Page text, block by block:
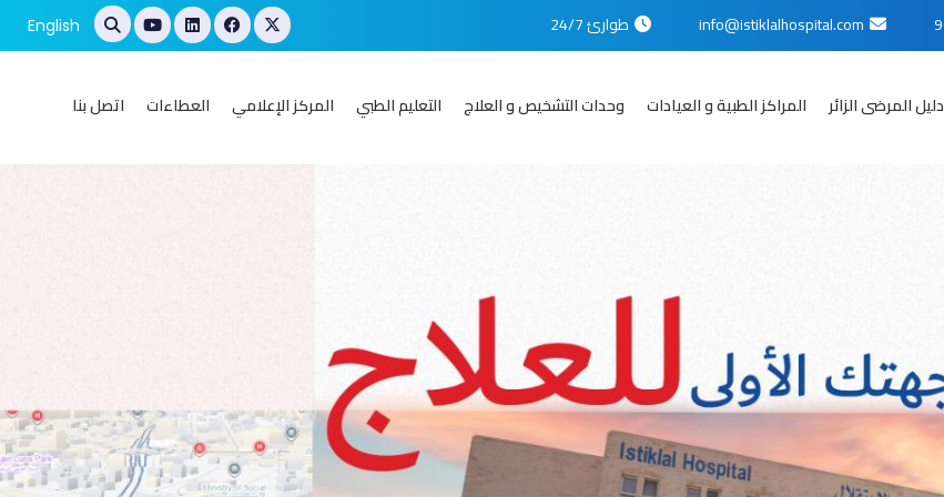
info@istiklalhospital.com طوارئ 24/7 English
دليل المرضى الزائر المراكز الطبية و العيادات وحدات التشخيص و العلاج التعليم الطبي المركز الإعلامي العطاءات اتصل بنا